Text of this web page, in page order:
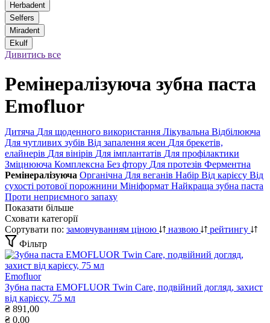
Herbadent
Selfers
Miradent
Ekulf
Дивитись все
Ремінералізуюча зубна паста
Emofluor
Дитяча Для щоденного використання Лікувальна Відбілююча
Для чутливих зубів Від запалення ясен Для брекетів,
елайнерів Для вінірів Для імплантатів Для профілактики
Зміцнююча Комплексна Без фтору Для протезів Ферментна
Ремінералізуюча Органічна Для веганів Набір Від карієсу Від
сухості ротової порожнини Мініформат Найкраща зубна паста
Проти неприємного запаху
Показати більше
Сховати категорії
Сортувати по: замовчуванням ціною назвою
рейтингу
Фільтр
Emofluor
Зубна паста EMOFLUOR Twin Care, подвійний догляд, захист
від карієсу, 75 мл
₴ 891,00
₴ 0,00